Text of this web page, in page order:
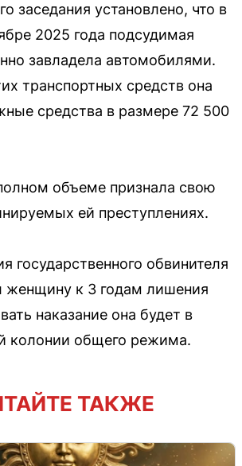
заседания установлено, что в
2025 года подсудимая
завладела автомобилями.
транспортных средств она
средства в размере 72 500
объеме признала свою
ей преступлениях.
государственного обвинителя
женщину к 3 годам лишения
наказание она будет в
колонии общего режима.
ТАКЖЕ